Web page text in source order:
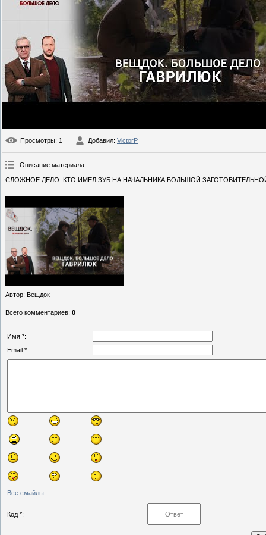
Просмотры: 1 Добавил: VictorP
Описание материала:
СЛОЖНОЕ ДЕЛО: КТО ИМЕЛ ЗУБ НА НАЧАЛЬНИКА БОЛЬШОЙ ЗАГОТОВИТЕЛЬНОЙ
Автор: Вещдок
Всего комментариев: 0
Имя *:
Email *:
Все смайлы
Код *: